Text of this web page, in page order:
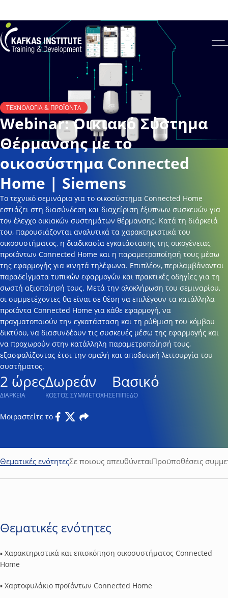
Kafkas Insitute Logo
ΤΕΧΝΟΛΟΓΊΑ & ΠΡΟΪΌΝΤΑ
Webinar: Οικιακό Σύστημα
Θέρμανσης με το
οικοσύστημα Connected
Home | Siemens
Το τεχνικό σεμινάριο για το οικοσύστημα Connected Home
εστιάζει στη διασύνδεση και διαχείριση έξυπνων συσκευών για
τον έλεγχο οικιακών συστημάτων θέρμανσης. Κατά τη διάρκειά
του, παρουσιάζονται αναλυτικά τα χαρακτηριστικά του
οικοσυστήματος, η διαδικασία εγκατάστασης της οικογένειας
προϊόντων Connected Home και η παραμετροποίησή τους μέσω
της εφαρμογής για κινητά τηλέφωνα. Επιπλέον, περιλαμβάνονται
παραδείγματα τυπικών εφαρμογών και πρακτικές οδηγίες για τη
σωστή αξιοποίησή τους. Μετά την ολοκλήρωση του σεμιναρίου,
οι συμμετέχοντες θα είναι σε θέση να επιλέγουν τα κατάλληλα
προϊόντα Connected Home για κάθε εφαρμογή, να
πραγματοποιούν την εγκατάσταση και τη ρύθμιση του κόμβου
δικτύου, να διασυνδέουν τις συσκευές μέσω της εφαρμογής και
να προχωρούν στην κατάλληλη παραμετροποίησή τους,
εξασφαλίζοντας έτσι την ομαλή και αποδοτική λειτουργία του
συστήματος.
2 ώρες
ΔΙΑΡΚΕΙΑ
Δωρεάν
ΚΟΣΤΟΣ ΣΥΜΜΕΤΟΧΗΣ
Βασικό
ΕΠΙΠΕΔΟ
Μοιραστείτε το Facebook
Twitter
Email
Θεματικές ενότητεςΣε ποιους απευθύνεταιΠροϋποθέσεις
Θεματικές ενότητες
▪ Χαρακτηριστικά και επισκόπηση οικοσυστήματος Connected
Home
▪ Χαρτοφυλάκιο προϊόντων Connected Home